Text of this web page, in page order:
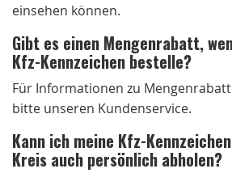
einsehen können.
Gibt es einen Mengenrabatt,
Kfz-Kennzeichen bestelle?
Für Informationen zu
bitte unseren Kundenservice.
Kann ich meine Kfz-
Kreis auch persönlich abholen?